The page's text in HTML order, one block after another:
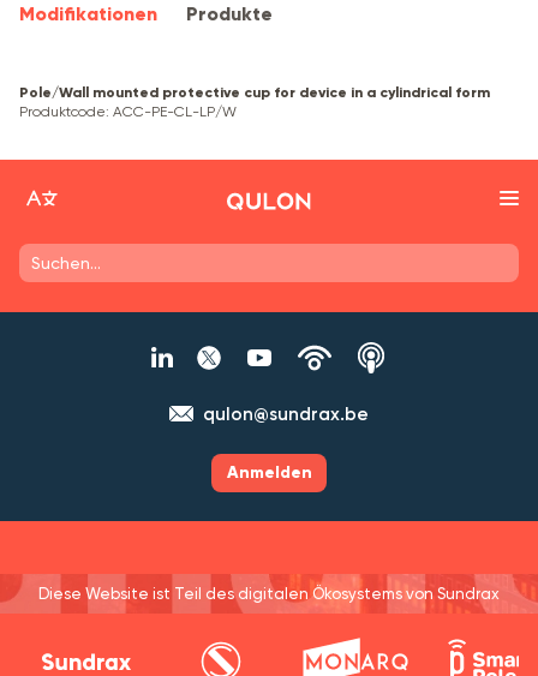
Modifikationen Produkte
Pole/Wall mounted protective cup for device in a cylindrical form
Produktcode: ACC-PE-CL-LP/W
qulon@sundrax.be
Anmelden
Diese Website ist Teil des digitalen Ökosystems von Sundrax